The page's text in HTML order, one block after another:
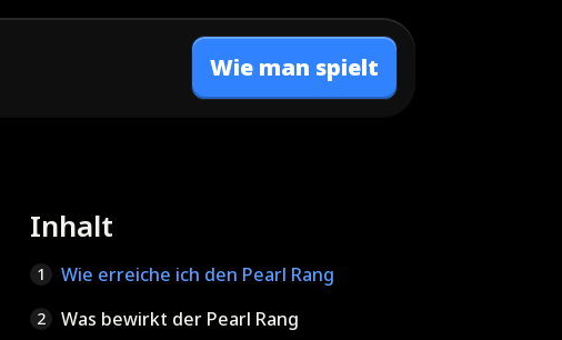
Wie man spielt
Inhalt
1 Wie erreiche ich den Pearl Rang
2 Was bewirkt der Pearl Rang